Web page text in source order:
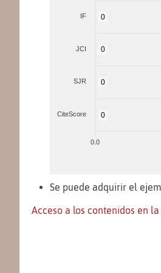
0
0
0
0
IF
JCI
SJR
CiteScore
0.0
Se puede adquirir el
Acceso a los contenidos en